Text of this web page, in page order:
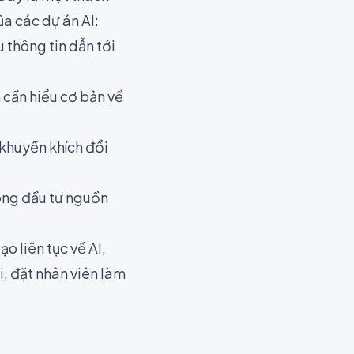
các dự án AI:
thông tin dẫn tới
hiểu cơ bản về
khích đổi
đầu tư nguồn
liên tục về AI,
đặt nhân viên làm